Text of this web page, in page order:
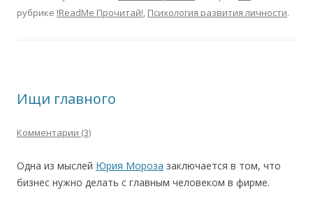
рубрике !ReadMe Прочитай!, Психология развития личности.
Ищи главного
Комментарии (3)
Одна из мыслей Юрия Мороза заключается в том, что
бизнес нужно делать с главным человеком в фирме.